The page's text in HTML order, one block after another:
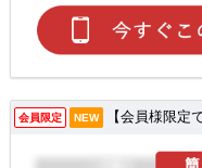
会員限定 NEW 【会員様限定